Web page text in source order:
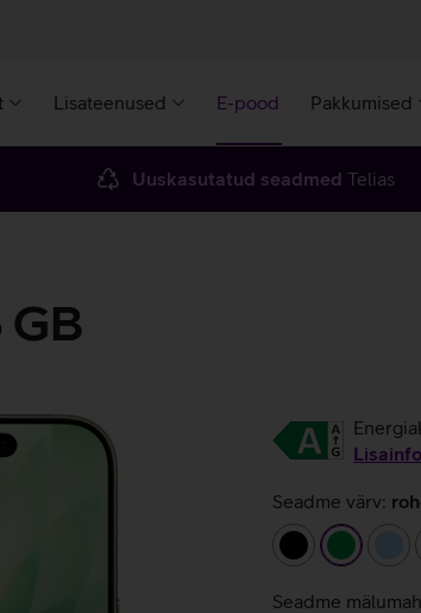
Lisateenused E-pood Pakkumised
Uuskasutatud seadmed Telias
Seadme värv:
must
roheline
Seadme